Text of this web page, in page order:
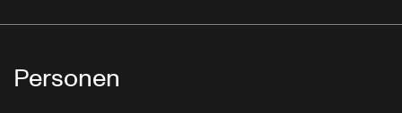
Personen